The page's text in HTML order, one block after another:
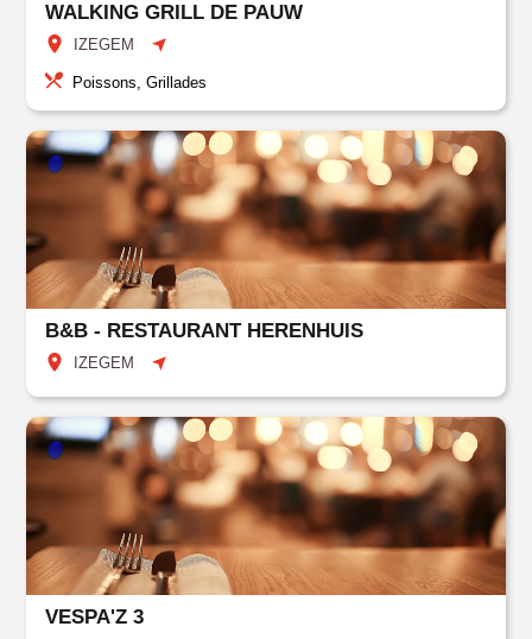
WALKING GRILL DE PAUW
IZEGEM
Poissons, Grillades
B&B - RESTAURANT HERENHUIS
IZEGEM
VESPA'Z 3